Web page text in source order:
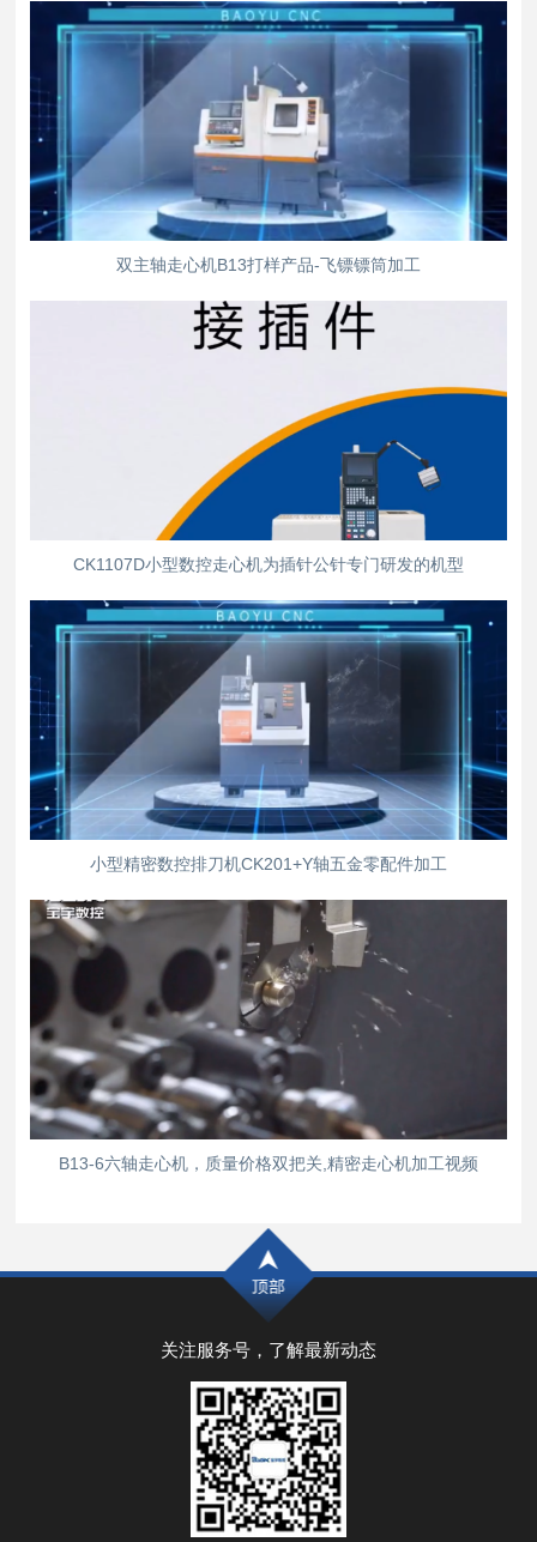
双主轴走心机B13打样产品-飞镖镖筒加工
CK1107D小型数控走心机为插针公针专门研发的机型
小型精密数控排刀机CK201+Y轴五金零配件加工
B13-6六轴走心机，质量价格双把关,精密走心机加工视频
关注服务号，了解最新动态